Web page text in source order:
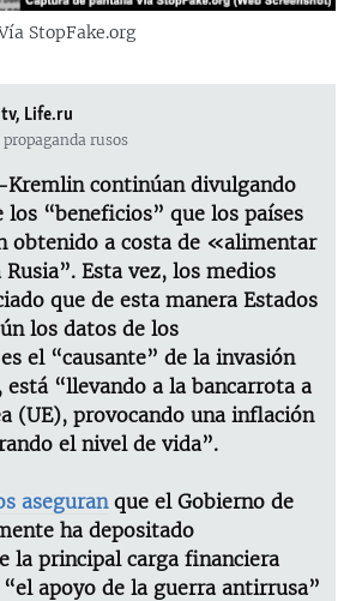
VIVIENDA EN CUBA
RUSA EN AMÉRICA LATINA
A UCRANIA
StopFake.org
Life.ru
propaganda rusos
Kremlin continúan divulgando
los “beneficios” que los países
obtenido a costa de «alimentar
Esta vez, los medios
que de esta manera Estados
los datos de los
el “causante” de la invasión
está “llevando a la bancarrota a
(UE), provocando una inflación
el nivel de vida”.
aseguranque el Gobierno de
ha depositado
la principal carga financiera
apoyo de la guerra antirrusa”